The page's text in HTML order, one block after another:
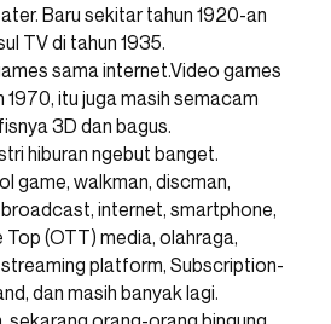
Baru sekitar tahun 1920-an
TV di tahun 1935.
sama internet.Video games
itu juga masih semacam
3D dan bagus.
hiburan ngebut banget.
game, walkman, discman,
internet, smartphone,
(OTT) media, olahraga,
platform, Subscription-
dan masih banyak lagi.